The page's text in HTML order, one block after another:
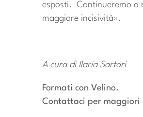
esposti. Continueremo a
maggiore incisività».
A cura di Ilaria Sartori
Formati con Velino.
Contattaci per maggiori